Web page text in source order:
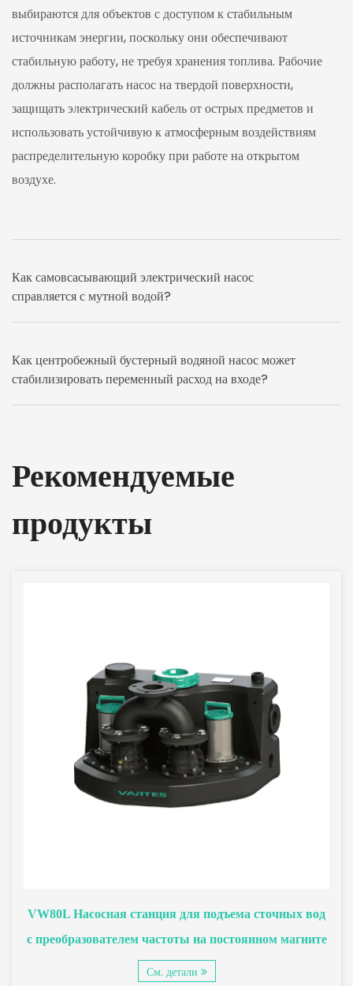
выбираются для объектов с доступом к стабильным
источникам энергии, поскольку они обеспечивают
стабильную работу, не требуя хранения топлива. Рабочие
должны располагать насос на твердой поверхности,
защищать электрический кабель от острых предметов и
использовать устойчивую к атмосферным воздействиям
распределительную коробку при работе на открытом
воздухе.
Как самовсасывающий электрический насос
справляется с мутной водой?
Как центробежный бустерный водяной насос может
стабилизировать переменный расход на входе?
Рекомендуемые
продукты
VW80L Насосная станция для подъема сточных вод
с преобразователем частоты на постоянном магните
См. детали